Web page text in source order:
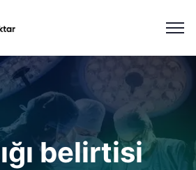
belirtisi